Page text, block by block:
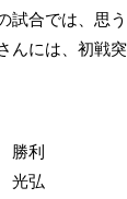
試合では、思
んには、初戦
利
光弘